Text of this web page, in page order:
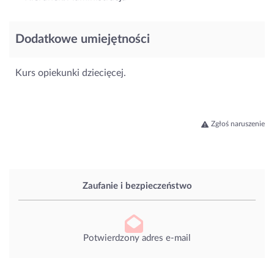
Zaufanie i bezpieczeństwo
Potwierdzony adres e-mail
Dodatkowe umiejętności
Kurs opiekunki dziecięcej.
Zgłoś naruszenie